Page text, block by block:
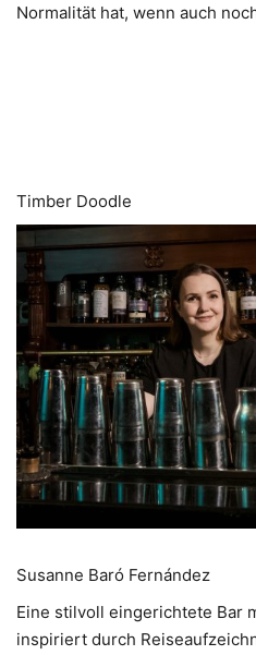
Normalität hat, wenn auch
Timber Doodle
Susanne Baró Fernández
Eine stilvoll eingerichtete Bar
inspiriert durch